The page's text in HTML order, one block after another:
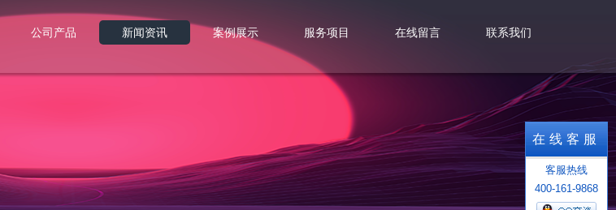
公司产品
新闻资讯
案例展示
服务项目
在线留言
联系我们
在线客服
客服热线
400-161-9868